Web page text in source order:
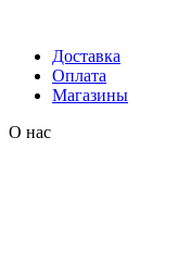
Доставка
Оплата
Магазины
О нас